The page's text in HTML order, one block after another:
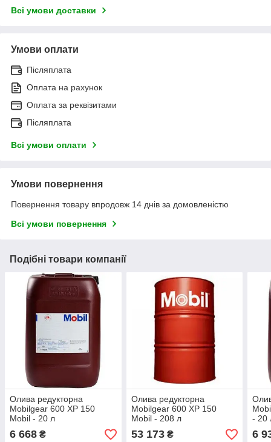
Всі умови доставки
Умови оплати
Післяплата
Оплата на рахунок
Оплата за реквізитами
Післяплата
Всі умови оплати
Умови повернення
Повернення товару впродовж 14 днів за домовленістю
Всі умови повернення
Подібні товари компанії
Олива редукторна
Mobilgear 600 XP 150
Mobil - 20 л
6 668 ₴
Олива редукторна
Mobilgear 600 XP 150
Mobil - 208 л
53 173₴
- 20
6